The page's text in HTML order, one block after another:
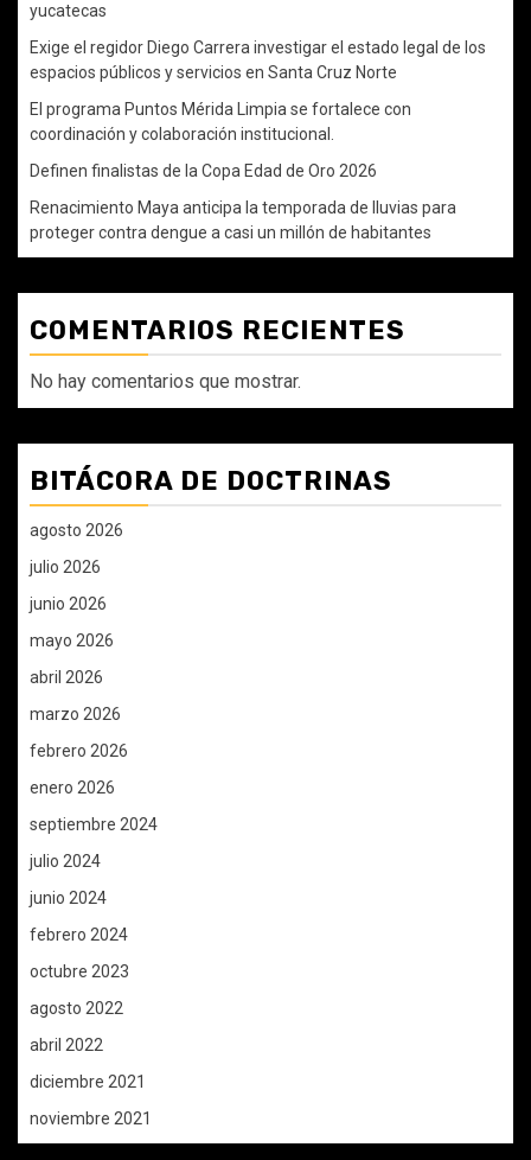
yucatecas
Exige el regidor Diego Carrera investigar el estado legal de los
espacios públicos y servicios en Santa Cruz Norte
El programa Puntos Mérida Limpia se fortalece con
coordinación y colaboración institucional.
Definen finalistas de la Copa Edad de Oro 2026
Renacimiento Maya anticipa la temporada de lluvias para
proteger contra dengue a casi un millón de habitantes
COMENTARIOS RECIENTES
No hay comentarios que mostrar.
BITÁCORA DE DOCTRINAS
agosto 2026
julio 2026
junio 2026
mayo 2026
abril 2026
marzo 2026
febrero 2026
enero 2026
septiembre 2024
julio 2024
junio 2024
febrero 2024
octubre 2023
agosto 2022
abril 2022
diciembre 2021
noviembre 2021